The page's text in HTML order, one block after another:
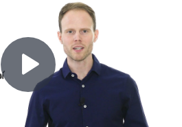
Prehrať
video